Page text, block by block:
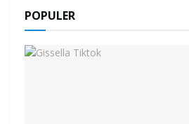
POPULER